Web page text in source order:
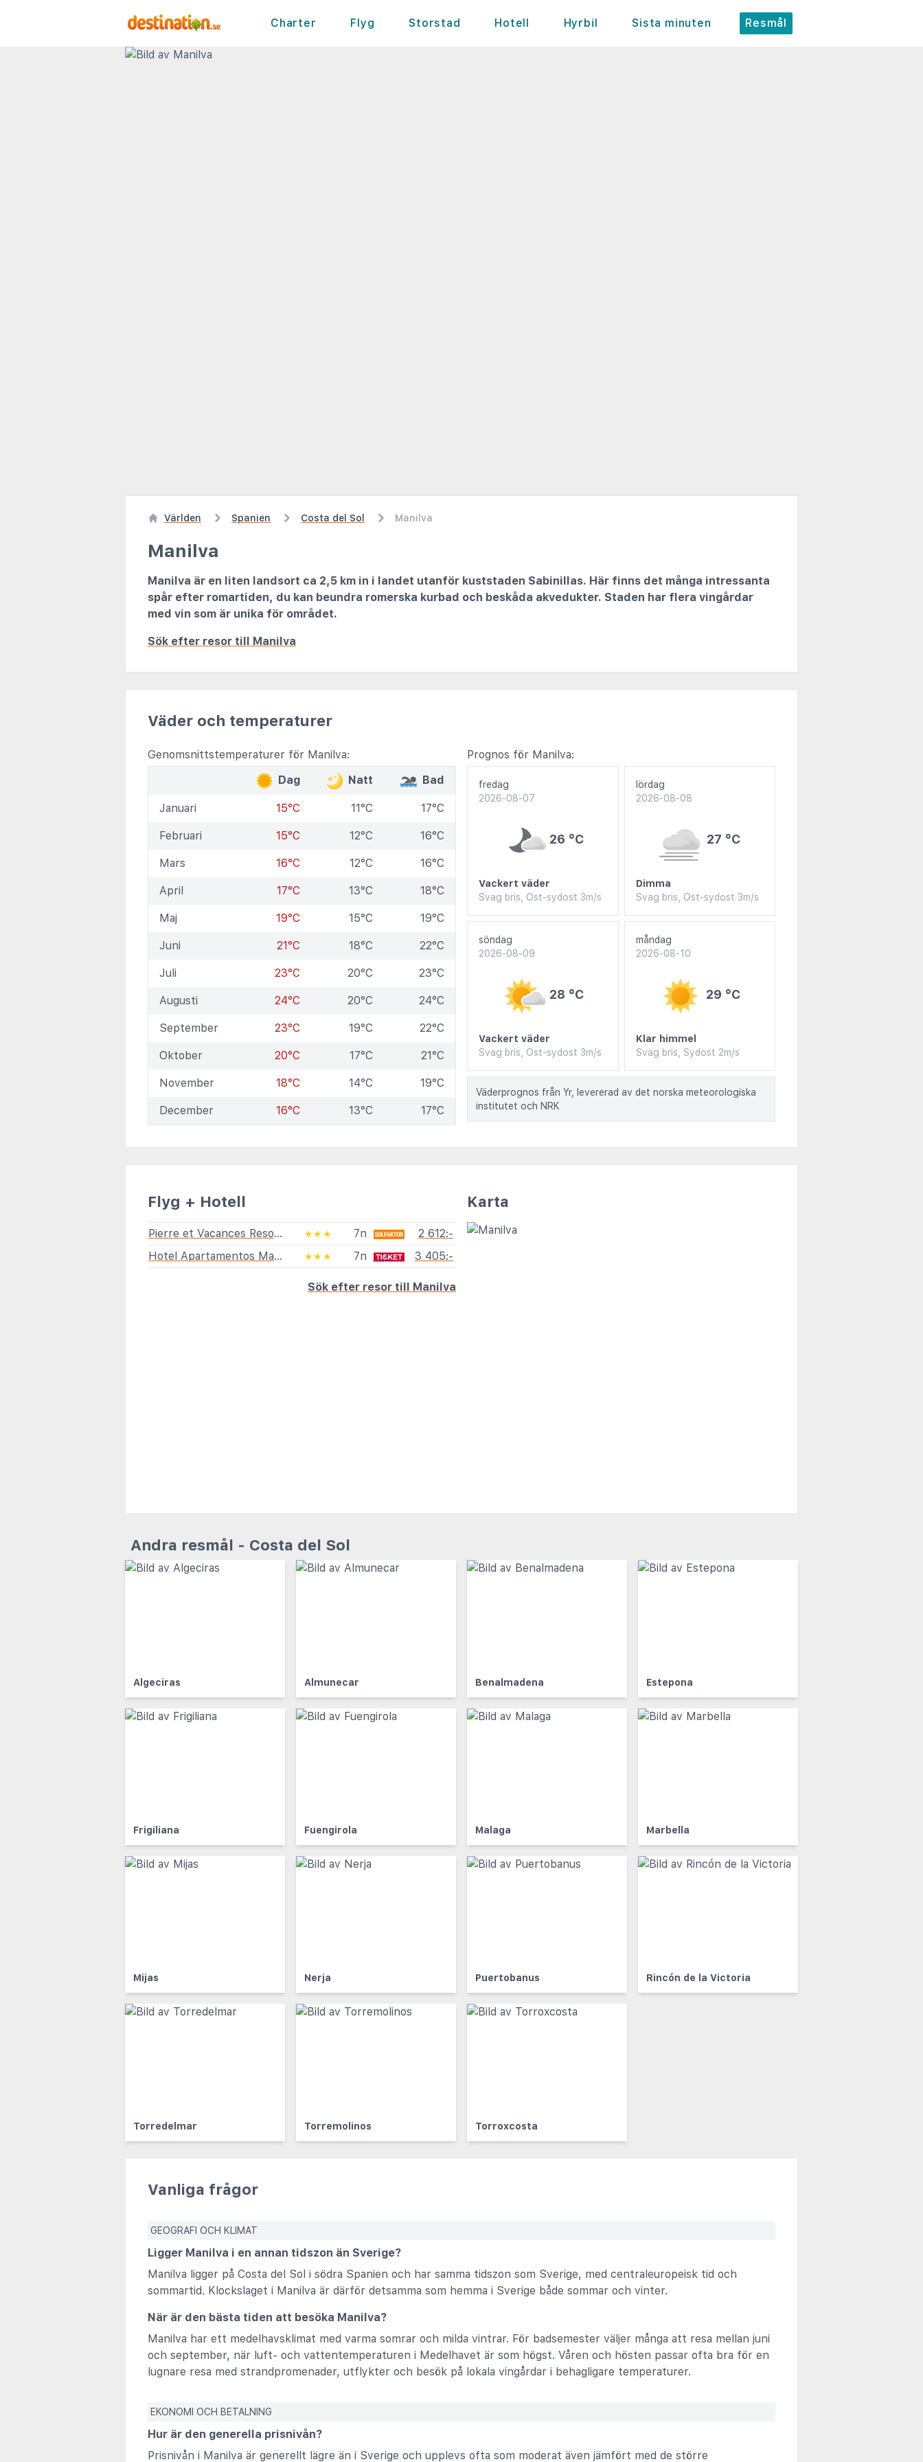
Charter Flyg Storstad Hotell Hyrbil Sista minuten Resmål
Världen Spanien Costa del Sol Manilva
Manilva
Manilva är en liten landsort ca 2,5 km in i landet utanför kuststaden Sabinillas. Här finns det många intressanta
spår efter romartiden, du kan beundra romerska kurbad och beskåda akvedukter. Staden har flera vingårdar
med vin som är unika för området.
Sök efter resor till Manilva
Väder och temperaturer
Genomsnittstemperaturer för Manilva:
Dag
Natt Bad
Januari 15°C 11°C 17°C
Februari 15°C 12°C 16°C
Mars 16°C 12°C 16°C
April 17°C 13°C 18°C
Maj 19°C 15°C 19°C
Juni 21°C 18°C 22°C
Juli 23°C 20°C 23°C
Augusti 24°C 20°C 24°C
September 23°C 19°C 22°C
Oktober 20°C 17°C 21°C
November 18°C 14°C 19°C
December 16°C 13°C 17°C
Prognos för Manilva:
fredag
2026-08-07
26 °C
Vackert väder
Svag bris, Ost-sydost 3m/s
lördag
2026-08-08
27 °C
Dimma
Svag bris, Ost-sydost 3m/s
söndag
2026-08-09
28 °C
Vackert väder
Svag bris, Ost-sydost 3m/s
måndag
2026-08-10
29 °C
Klar himmel
Svag bris, Sydost 2m/s
Väderprognos från Yr, levererad av det norska meteorologiska
institutet och NRK
Flyg + Hotell
Pierre et Vacances Resort Terrazas Costa del Sol ★★★ 7n
2 612:-
Hotel Apartamentos Manilva Sun
★★★ 7n 3 405:-
Sök efter resor till Manilva
Karta
Andra resmål - Costa del Sol
Algeciras Almunecar Benalmadena Estepona
Frigiliana Fuengirola Malaga Marbella
Mijas Nerja Puertobanus Rincón de la Victoria
Torredelmar Torremolinos Torroxcosta
Vanliga frågor
GEOGRAFI OCH KLIMAT
Ligger Manilva i en annan tidszon än Sverige?
Manilva ligger på Costa del Sol i södra Spanien och har samma tidszon som Sverige, med centraleuropeisk tid och
sommartid. Klockslaget i Manilva är därför detsamma som hemma i Sverige både sommar och vinter.
När är den bästa tiden att besöka Manilva?
Manilva har ett medelhavsklimat med varma somrar och milda vintrar. För badsemester väljer många att resa mellan juni
och september, när luft- och vattentemperaturen i Medelhavet är som högst. Våren och hösten passar ofta bra för en
lugnare resa med strandpromenader, utflykter och besök på lokala vingårdar i behagligare temperaturer.
EKONOMI OCH BETALNING
Hur är den generella prisnivån?
Prisnivån i Manilva är generellt lägre än i Sverige och upplevs ofta som moderat även jämfört med de större